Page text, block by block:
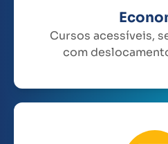
Cursos acessíveis,
com